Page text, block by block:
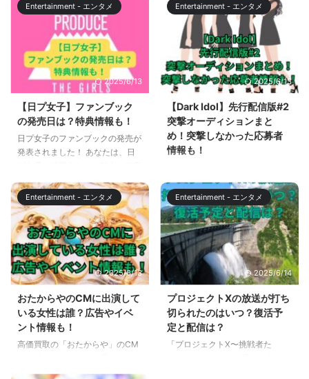
Entertainment - エンタメ
2025/6/13
【日プ女子】ファンブック
の発売日は？特典情報も！
日プ女子のファンブックの発売が
発表されました！ あなたは、日
か？もし、そうだとしたら、この
記事はあなたにぴったりです。こ
の記事では、日プ女子のファンブ
ックの発売日や、特典などを詳し
く紹介します。 日プ女子のファ
ンブックは、合宿先や練習所、ス
テージの舞台裏だからこそ垣間見
た表情や、女の子ならではの友情
を感じられる瞬間など、番組では
見られないオフショットをふんだ
んに盛り込んだファンブックで
Entertainment - エンタメ
2025/6/13
【Dark Idol】先行配信版#2
突撃オーディションまと
め！突撃しなかった応募者
情報も！
Abemaで公開されています。
「Dark Idol 」は、アイドルにな
りたいけど、夢を諦めざるを得な
かった女性たちに、もう一度チャ
ンスを与えるオーディション番組
です。 先行配信版#2では、届い
た候補者ラインナップを朝倉未来
さんと峯岸みなみさんがチェック
するところから始まりますが、
「今から会いに行きたい！覚悟を
みる！」という流れで、『突撃オ
ーディション』として、3人の候
補者に会いに行く展開になりま
Entertainment - エンタメ
2025/6/13
おたからやのCMに出演して
いる女性は誰？広告やイベ
ント情報も！
高価買取の「おたからや」のCM
て、気になっている方も多いは
Entertainment - エンタメ
2025/6/14
プロジェクトXの放送が打ち
切られたのはいつ？復活予
定と配信は？
「プロジェクトX〜挑戦者た